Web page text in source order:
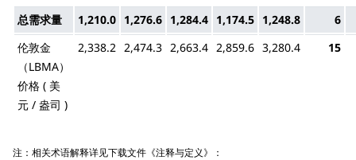
总需求量 1,210.0 1,276.6 1,284.4 1,174.5 1,248.8
6
伦敦金
（LBMA）
价格 ( 美
元 / 盎司 )
2,338.2 2,474.3 2,663.4 2,859.6 3,280.4 15
注：相关术语解释详见下载文件《注释与定义》：